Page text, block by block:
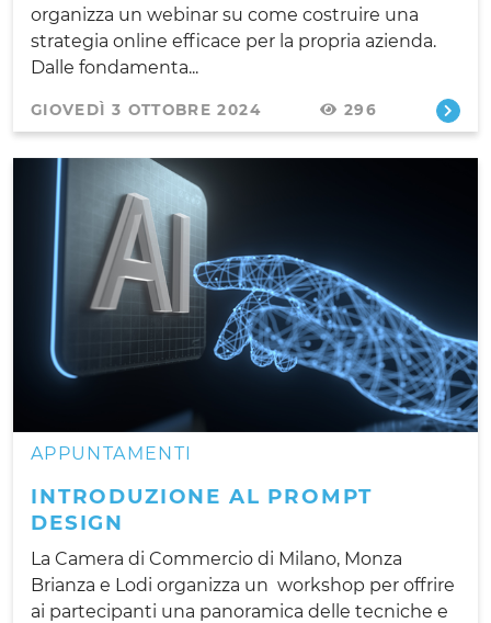
organizza un webinar su come costruire una
strategia online efficace per la propria azienda.
Dalle fondamenta...
GIOVEDÌ 3 OTTOBRE 2024 296
APPUNTAMENTI
INTRODUZIONE AL PROMPT
DESIGN
La Camera di Commercio di Milano, Monza
Brianza e Lodi organizza un workshop per offrire
ai partecipanti una panoramica delle tecniche e